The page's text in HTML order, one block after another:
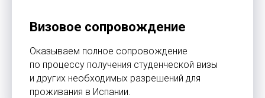
Визовое сопровождение
Оказываем полное сопровождение
по процессу получения студенческой визы
и других необходимых разрешений для
проживания в Испании.
Обучение
Программы
Школы
Бизнес-школы
Языковые академии
Среднее образование
Языковые курсы
Летние программы